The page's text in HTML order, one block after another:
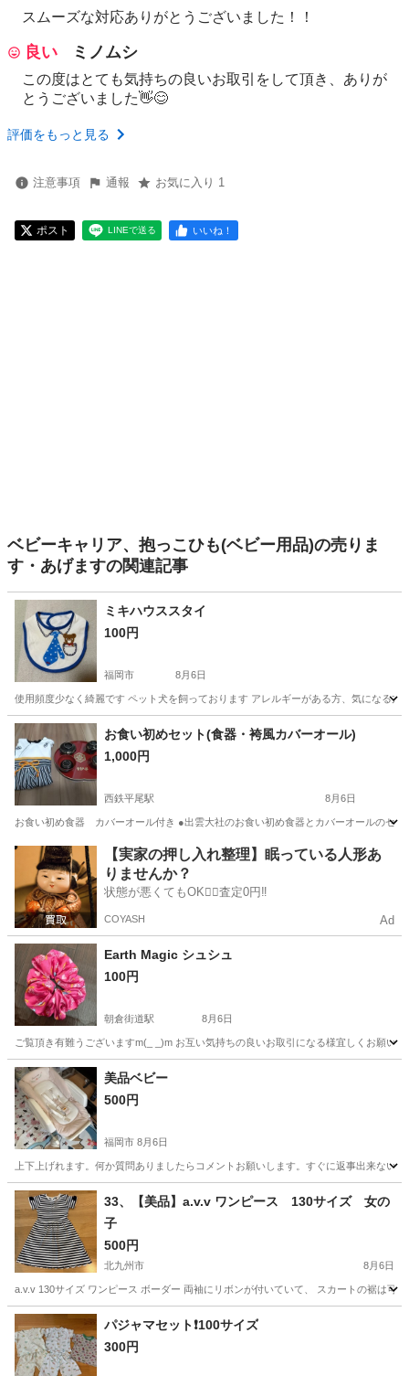
スムーズな対応ありがとうございました！！
良い ミノムシ
この度はとても気持ちの良いお取引をして頂き、ありが
とうございました👋😊
評価をもっと見る
注意事項 通報 お気に入り 1
ポスト LINEで送る いいね！
ベビーキャリア、抱っこひも(ベビー用品)の売りま
す・あげますの関連記事
ミキハウススタイ
100円
福岡市 8月6日
使用頻度少なく綺麗です ペット犬を飼っております アレルギーがある方、気になる方
福岡 福岡市 ベビー用品
お食い初めセット(食器・袴風カバーオール)
1,000円
西鉄平尾駅 8月6日
お食い初め食器 カバーオール付き ●出雲大社のお食い初め食器とカバーオールのセ
福岡 福岡市 西鉄平尾駅 ベビー用品 カバーオール
【実家の押し入れ整理】眠っている人形あ
りませんか？
状態が悪くてもOK🙆‍♀️査定0円‼️
COYASH Ad
Earth Magic シュシュ
100円
朝倉街道駅 8月6日
ご覧頂き有難うございますm(_ _)m お互い気持ちの良いお取引になる様宜しくお願い
福岡 筑紫野市 朝倉街道駅
美品ベビー
500円
福岡市 8月6日
上下上げれます。何か質問ありましたらコメントお願いします。すぐに返事出来ない
福岡 福岡市 ベビー用品
33、【美品】a.v.v ワンピース 130サイズ 女の
子
500円
北九州市 8月6日
a.v.v 130サイズ ワンピース ボーダー 両袖にリボンが付いていて、 スカートの裾は
福岡 北九州市 キッズ用品 ティーン
パジャマセット❗️100サイズ
300円